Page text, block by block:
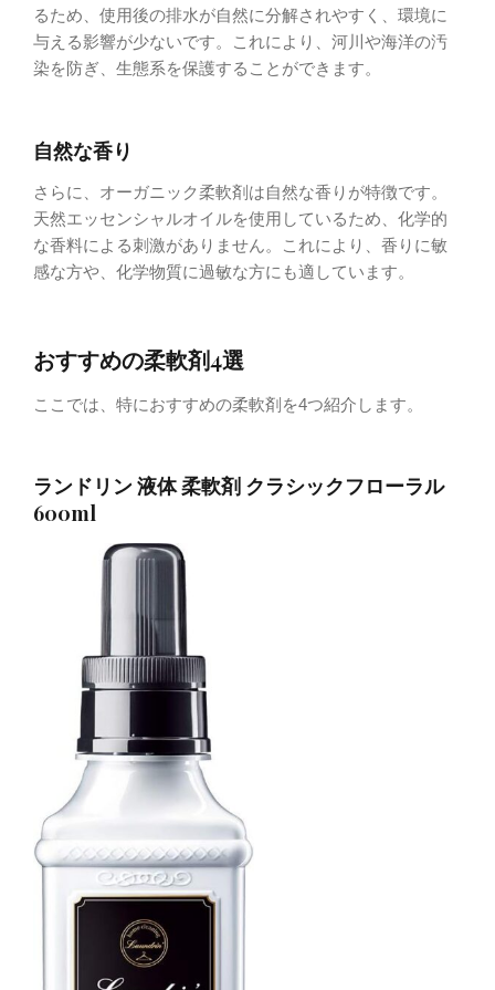
るため、使用後の排水が自然に分解されやすく、環境に
与える影響が少ないです。これにより、河川や海洋の汚
染を防ぎ、生態系を保護することができます。
自然な香り
さらに、オーガニック柔軟剤は自然な香りが特徴です。
天然エッセンシャルオイルを使用しているため、化学的
な香料による刺激がありません。これにより、香りに敏
感な方や、化学物質に過敏な方にも適しています。
おすすめの柔軟剤4選
ここでは、特におすすめの柔軟剤を4つ紹介します。
ランドリン 液体 柔軟剤 クラシックフローラル
600ml